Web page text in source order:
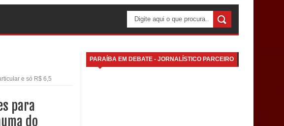
e só R$ 6,5
para
do
PARAÍBA EM DEBATE - JORNALÍSTICO PARCEIRO